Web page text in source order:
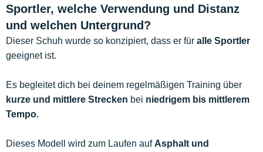
Sportler, welche Verwendung und Distanz
und welchen Untergrund?
Dieser Schuh wurde so konzipiert, dass er für alle Sportler
geeignet ist.
Es begleitet dich bei deinem regelmäßigen Training über
kurze und mittlere Strecken bei niedrigem bis mittlerem
Tempo.
Dieses Modell wird zum Laufen auf Asphalt und